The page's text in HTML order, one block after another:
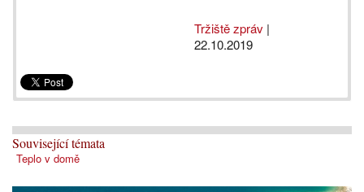
Tržiště zpráv |
22.10.2019
Související témata
Teplo v domě